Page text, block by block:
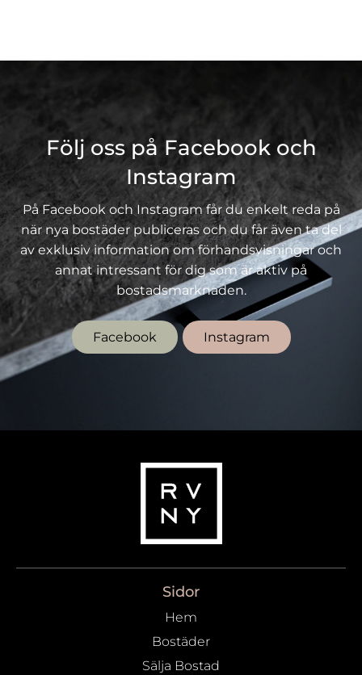
Följ oss på Facebook och
Instagram
På Facebook och Instagram får du enkelt reda på
när nya bostäder publiceras och du får även ta del
av exklusiv information om förhandsvisningar och
annat intressant för dig som är aktiv på
bostadsmarknaden.
Facebook Instagram
Sidor
Hem
Bostäder
Sälja Bostad